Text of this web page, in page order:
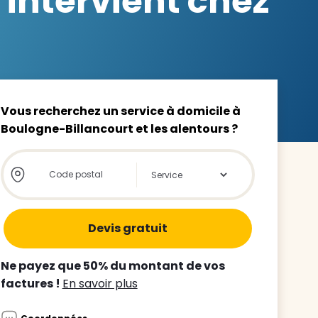
le
enfant
à
Vous recherchez un service à domicile à
Boulogne-Billancourt et les alentours ?
Store locator global - Autocompletion
Rechercher
Ne payez que 50% du montant de vos
factures ! En savoir plus